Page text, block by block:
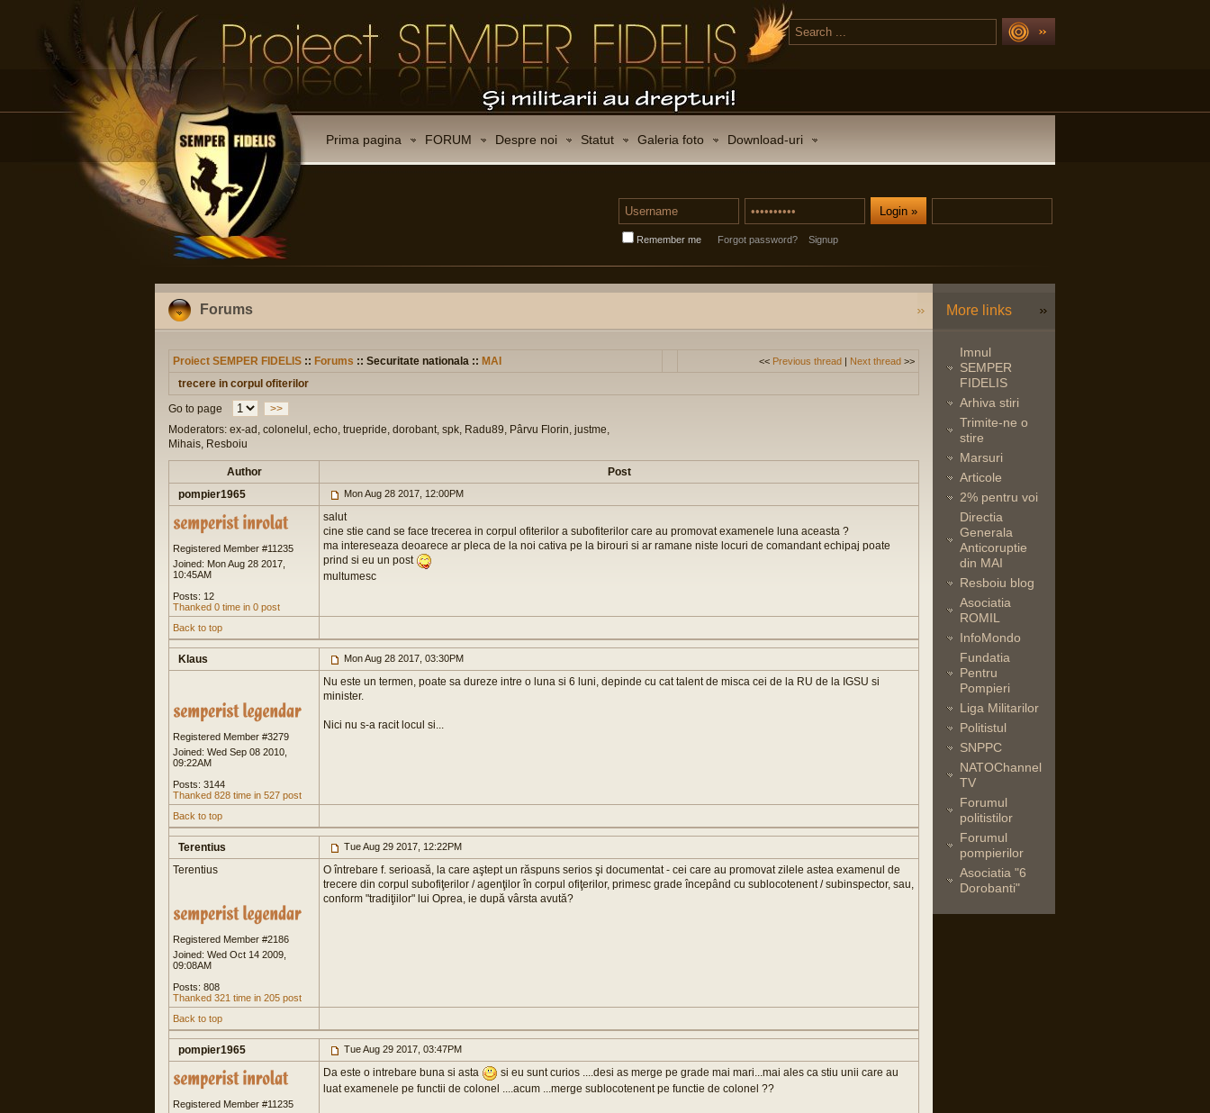
Prima pagina FORUM Despre noi Statut Galeria foto Download-uri
Remember me Forgot password? Signup
Forums
Proiect SEMPER FIDELIS :: Forums :: Securitate nationala :: MAI << Previous thread | Next thread >>
trecere in corpul ofiterilor
Go to page
>>
Moderators: ex-ad, colonelul, echo, truepride, dorobant, spk, Radu89, Pârvu Florin, justme,
Mihais, Resboiu
Author
Post
pompier1965
Mon Aug 28 2017, 12:00PM
Registered Member #11235
Joined: Mon Aug 28 2017,
10:45AM
Posts: 12
Thanked 0 time in 0 post
salut
cine stie cand se face trecerea in corpul ofiterilor a subofiterilor care au promovat examenele luna aceasta ?
ma intereseaza deoarece ar pleca de la noi cativa pe la birouri si ar ramane niste locuri de comandant echipaj poate
prind si eu un post
multumesc
Back to top
Klaus Mon Aug 28 2017, 03:30PM
Registered Member #3279
Joined: Wed Sep 08 2010,
09:22AM
Posts: 3144
Thanked 828 time in 527 post
Nu este un termen, poate sa dureze intre o luna si 6 luni, depinde cu cat talent de misca cei de la RU de la IGSU si
minister.
Nici nu s-a racit locul si...
Back to top
Terentius Tue Aug 29 2017, 12:22PM
Terentius
Registered Member #2186
Joined: Wed Oct 14 2009,
09:08AM
Posts: 808
Thanked 321 time in 205 post
O întrebare f. serioasă, la care aştept un răspuns serios şi documentat - cei care au promovat zilele astea examenul de
trecere din corpul subofiţerilor / agenţilor în corpul ofiţerilor, primesc grade începând cu sublocotenent / subinspector, sau,
conform "tradiţiilor" lui Oprea, ie după vârsta avută?
Back to top
pompier1965 Tue Aug 29 2017, 03:47PM
Registered Member #11235
Da este o intrebare buna si asta
si eu sunt curios ....desi as merge pe grade mai mari...mai ales ca stiu unii care au
luat examenele pe functii de colonel ....acum ...merge sublocotenent pe functie de colonel ??
More links
Imnul
SEMPER
FIDELIS
Arhiva stiri
Trimite-ne o
stire
Marsuri
Articole
2% pentru voi
Directia
Generala
Anticoruptie
din MAI
Resboiu blog
Asociatia
ROMIL
InfoMondo
Fundatia
Pentru
Pompieri
Liga Militarilor
Politistul
SNPPC
NATOChannel
TV
Forumul
politistilor
Forumul
pompierilor
Asociatia "6
Dorobanti"